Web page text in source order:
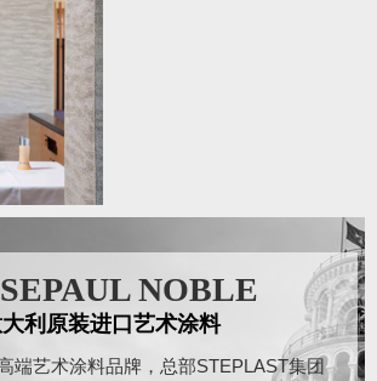
NOBLE
利原装进口艺术涂料
端艺术涂料品牌，总部STEPLAST集团